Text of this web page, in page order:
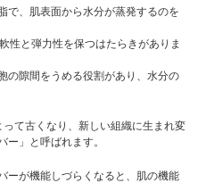
で、肌表面から水分が蒸発するのを
性と弾力性を保つはたらきがありま
の隙間をうめる役割があり、水分の
て古くなり、新しい組織に生まれ変
ー」と呼ばれます。
ーが機能しづらくなると、肌の機能